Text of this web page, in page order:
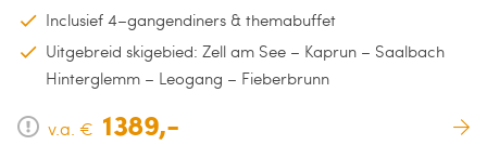
Inclusief 4–gangendiners & themabuffet
Uitgebreid skigebied: Zell am See – Kaprun – Saalbach
Hinterglemm – Leogang – Fieberbrunn
v.a. € 1389,-